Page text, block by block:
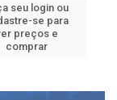
seu login ou
se para
preços e
comprar